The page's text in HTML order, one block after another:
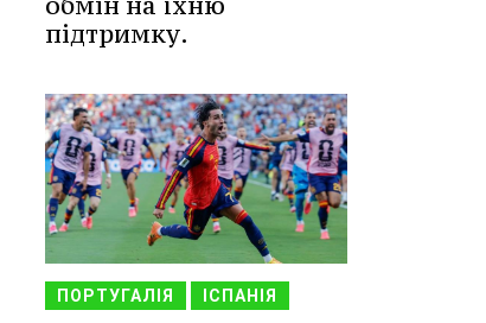
підтримку.
ПОРТУГАЛІЯ ІСПАНІЯ